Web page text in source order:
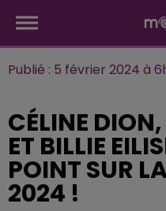
Publié : 5 février 2024 à
CÉLINE
ET BILLIE
POINT SUR
2024 !